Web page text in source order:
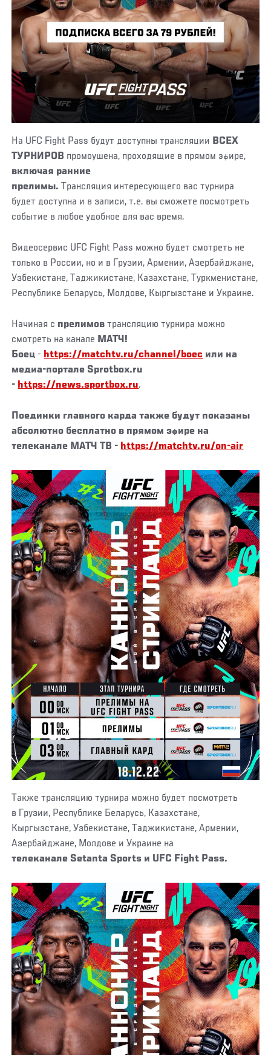
На UFC Fight Pass будут доступны трансляции ВСЕХ
ТУРНИРОВ промоушена, проходящие в прямом эфире,
включая ранние
прелимы.Трансляция интересующего вас турнира
будет доступна и в записи, т.е. вы сможете посмотреть
событие в любое удобное для вас время.
Видеосервис UFC Fight Pass можно будет смотреть не
только в России, но и в Грузии, Армении, Азербайджане,
Узбекистане, Таджикистане, Казахстане, Туркменистане,
Республике Беларусь, Молдове, Кыргызстане и Украине.
Начиная с прелимов трансляцию турнира можно
смотреть на канале МАТЧ!
Боец - https://matchtv.ru/channel/boec или на
медиа-портале Sprotbox.ru
- https://news.sportbox.ru.
Поединки главного карда также будут показаны
абсолютно бесплатно в прямом эфире на
телеканале МАТЧ ТВ - https://matchtv.ru/on-air
Также трансляцию турнира можно будет посмотреть
в Грузии, Республике Беларусь, Казахстане,
Кыргызстане, Узбекистане, Таджикистане, Армении,
Азербайджане, Молдове и Украине на
телеканале Setanta Sports и UFC Fight Pass.